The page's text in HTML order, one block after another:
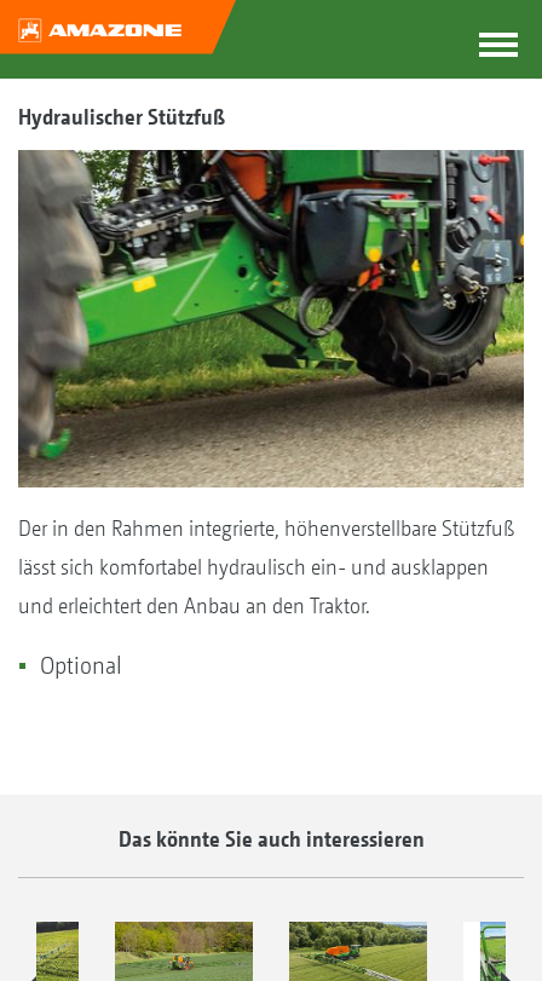
Hydraulischer Stützfuß
Der in den Rahmen integrierte, höhenverstellbare Stützfuß
lässt sich komfortabel hydraulisch ein- und ausklappen
und erleichtert den Anbau an den Traktor.
Optional
Das könnte Sie auch interessieren